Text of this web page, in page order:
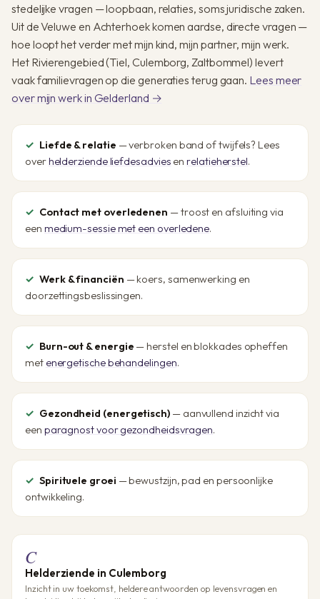
stedelijke vragen — loopbaan, relaties, soms juridische zaken.
Uit de Veluwe en Achterhoek komen aardse, directe vragen —
hoe loopt het verder met mijn kind, mijn partner, mijn werk.
Het Rivierengebied (Tiel, Culemborg, Zaltbommel) levert
vaak familievragen op die generaties terug gaan. Lees meer
over mijn werk in Gelderland →
Liefde & relatie — verbroken band of twijfels? Lees
overhelderziende liefdesadvies enrelatieherstel.
Contact met overledenen — troost en afsluiting via
een medium-sessie met een overledene.
Werk & financiën — koers, samenwerking en
doorzettingsbeslissingen.
Burn-out & energie — herstel en blokkades opheffen
met energetische behandelingen.
Gezondheid (energetisch) — aanvullend inzicht via
een paragnost voor gezondheidsvragen.
Spirituele groei — bewustzijn, pad en persoonlijke
ontwikkeling.
C
Helderziende in Culemborg
Inzicht in uw toekomst, heldere antwoorden op levensvragen en